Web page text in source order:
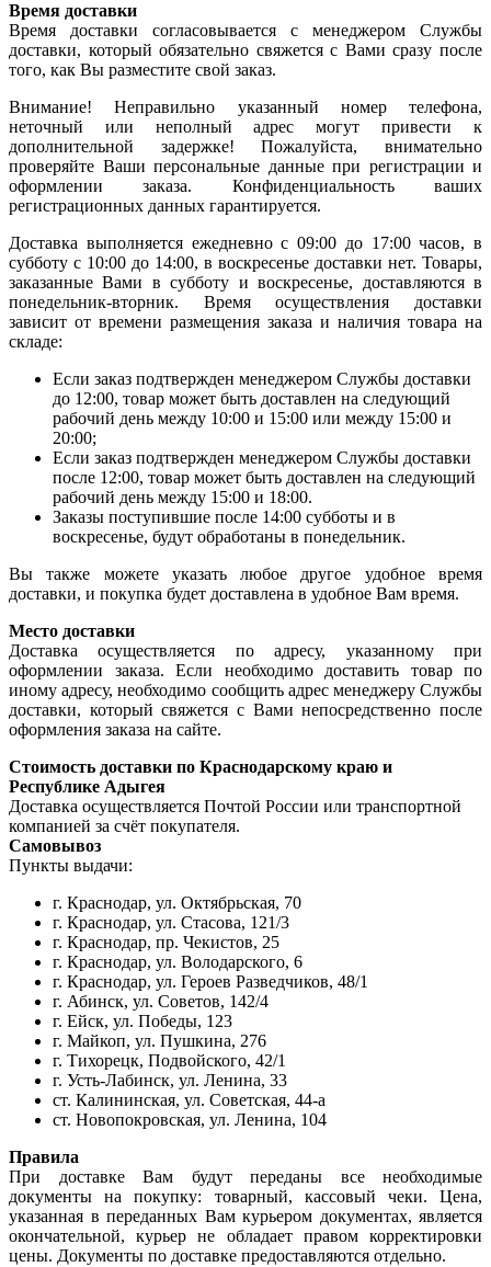
Время доставки
Время доставки согласовывается с менеджером Службы
доставки, который обязательно свяжется с Вами сразу после
того, как Вы разместите свой заказ.
Внимание! Неправильно указанный номер телефона,
неточный или неполный адрес могут привести к
дополнительной задержке! Пожалуйста, внимательно
проверяйте Ваши персональные данные при регистрации и
оформлении заказа. Конфиденциальность ваших
регистрационных данных гарантируется.
Доставка выполняется ежедневно с 09:00 до 17:00 часов, в
субботу с 10:00 до 14:00, в воскресенье доставки нет. Товары,
заказанные Вами в субботу и воскресенье, доставляются в
понедельник-вторник. Время осуществления доставки
зависит от времени размещения заказа и наличия товара на
складе:
Если заказ подтвержден менеджером Службы доставки
до 12:00, товар может быть доставлен на следующий
рабочий день между 10:00 и 15:00 или между 15:00 и
20:00;
Если заказ подтвержден менеджером Службы доставки
после 12:00, товар может быть доставлен на следующий
рабочий день между 15:00 и 18:00.
Заказы поступившие после 14:00 субботы и в
воскресенье, будут обработаны в понедельник.
Вы также можете указать любое другое удобное время
доставки, и покупка будет доставлена в удобное Вам время.
Место доставки
Доставка осуществляется по адресу, указанному при
оформлении заказа. Если необходимо доставить товар по
иному адресу, необходимо сообщить адрес менеджеру Службы
доставки, который свяжется с Вами непосредственно после
оформления заказа на сайте.
Стоимость доставки по Краснодарскому краю и
Республике Адыгея
Доставка осуществляется Почтой России или транспортной
компанией за счёт покупателя.
Самовывоз
Пункты выдачи:
г. Краснодар, ул. Октябрьская, 70
г. Краснодар, ул. Стасова, 121/3
г. Краснодар, пр. Чекистов, 25
г. Краснодар, ул. Володарского, 6
г. Краснодар, ул. Героев Разведчиков, 48/1
г. Абинск, ул. Советов, 142/4
г. Ейск, ул. Победы, 123
г. Майкоп, ул. Пушкина, 276
г. Тихорецк, Подвойского, 42/1
г. Усть-Лабинск, ул. Ленина, 33
ст. Калининская, ул. Советская, 44-а
ст. Новопокровская, ул. Ленина, 104
Правила
При доставке Вам будут переданы все необходимые
документы на покупку: товарный, кассовый чеки. Цена,
указанная в переданных Вам курьером документах, является
окончательной, курьер не обладает правом корректировки
цены. Документы по доставке предоставляются отдельно.